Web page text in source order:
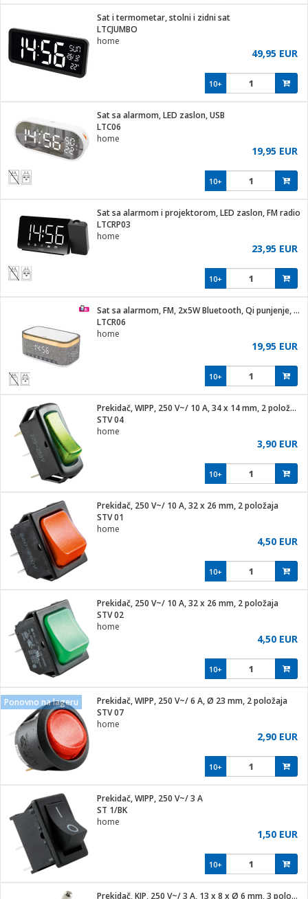
aparati
kavu
ostalo
Vitrine
/ Zdravlje
kosu
materijal
i kutije
i oprema
zraka
Sat i termometar, stolni i zidni sat
LTCJUMBO
home
49,95 EUR
10+
Sat sa alarmom, LED zaslon, USB
LTC06
home
19,95 EUR
10+
Sat sa alarmom i projektorom, LED zaslon, FM radio
LTCRP03
home
23,95 EUR
10+
Sat sa alarmom, FM, 2x5W Bluetooth, Qi punjenje, LED zaslon
LTCR06
home
19,95 EUR
10+
Prekidač, WIPP, 250 V~/ 10 A, 34 x 14 mm, 2 položaja
STV 04
home
3,90 EUR
10+
Prekidač, 250 V~/ 10 A, 32 x 26 mm, 2 položaja
STV 01
home
4,50 EUR
10+
Prekidač, 250 V~/ 10 A, 32 x 26 mm, 2 položaja
STV 02
home
4,50 EUR
10+
Ponovno na lageru
Prekidač, WIPP, 250 V~/ 6 A, Ø 23 mm, 2 položaja
STV 07
home
2,90 EUR
10+
Prekidač, WIPP, 250 V~/ 3 A
ST 1/BK
home
1,50 EUR
10+
Prekidač, KIP, 250 V~/ 3 A, 13 x 8 x Ø 6 mm, 3 položaja